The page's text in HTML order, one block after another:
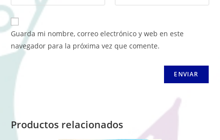
Guarda mi nombre, correo electrónico y web en este
navegador para la próxima vez que comente.
Productos relacionados